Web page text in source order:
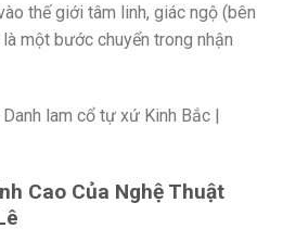
thế giới tâm linh, giác ngộ (bên
một bước chuyển trong nhận
Cao Của Nghệ Thuật